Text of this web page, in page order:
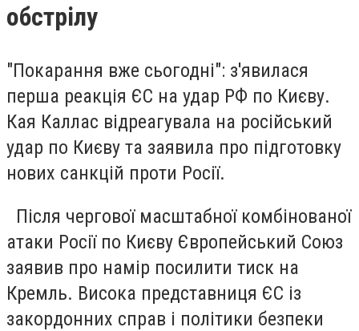
обстрілу
"Покарання вже сьогодні": з'явилася
перша реакція ЄС на удар РФ по Києву.
Кая Каллас відреагувала на російський
удар по Києву та заявила про підготовку
нових санкцій проти Росії.
Після чергової масштабної комбінованої
атаки Росії по Києву Європейський Союз
заявив про намір посилити тиск на
Кремль. Висока представниця ЄС із
закордонних справ і політики безпеки